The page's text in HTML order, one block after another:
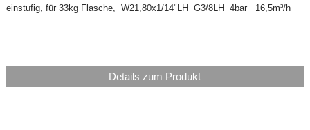
einstufig, für 33kg Flasche, W21,80x1/14"LH G3/8LH 4bar 16,5m³/h
Details zum Produkt